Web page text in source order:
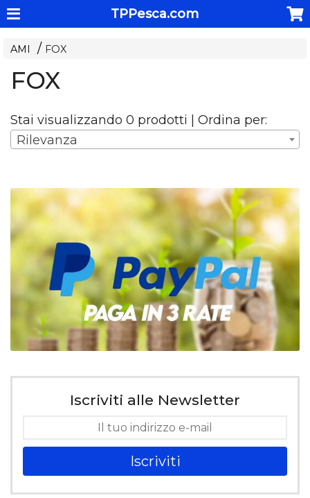
TPPesca.com
AMI FOX
FOX
Stai visualizzando 0 prodotti | Ordina per:
Rilevanza
Iscriviti alle Newsletter
Iscriviti